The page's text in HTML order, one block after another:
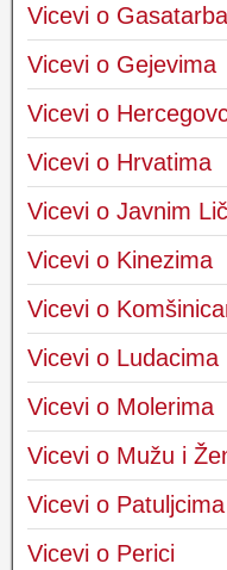
Vicevi o
Vicevi o Gejevima
Vicevi o
Vicevi o Hrvatima
Vicevi o Javnim
Vicevi o Kinezima
Vicevi o
Vicevi o Ludacima
Vicevi o Molerima
Vicevi o Mužu i
Vicevi o Patuljcima
Vicevi o Perici